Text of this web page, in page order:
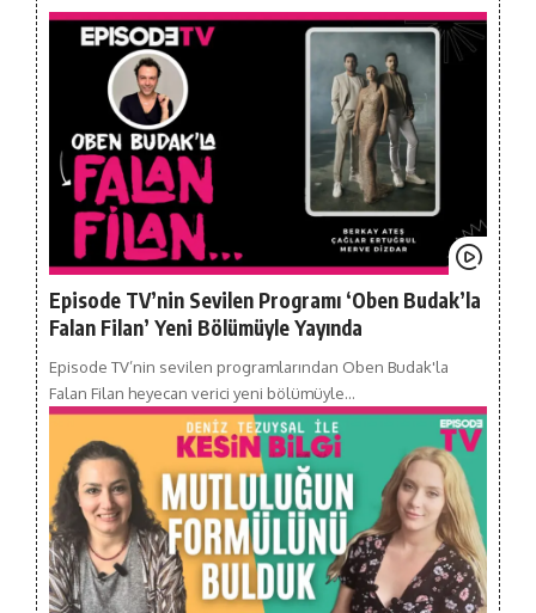
Episode TV’nin Sevilen Programı ‘Oben Budak’la
Falan Filan’ Yeni Bölümüyle Yayında
Episode TV’nin sevilen programlarından Oben Budak'la
Falan Filan heyecan verici yeni bölümüyle…